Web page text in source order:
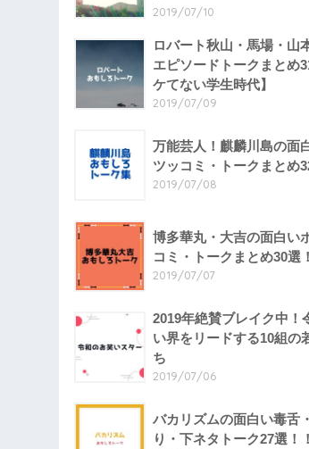
2019/07/10
ロバート秋山・馬場・山
エピソードトークまとめ
ケてない学生時代】
2019/07/09
万能芸人！麒麟川島の面
ツッコミ・トークまとめ
2019/07/08
博多華丸・大吉の面白い
コミ・トークまとめ30選
2019/07/07
2019年絶賛ブレイク中！
い界をリードする10組の
ち
2019/07/06
バカリズムの面白い毒舌
り・下ネタトーク27選！！